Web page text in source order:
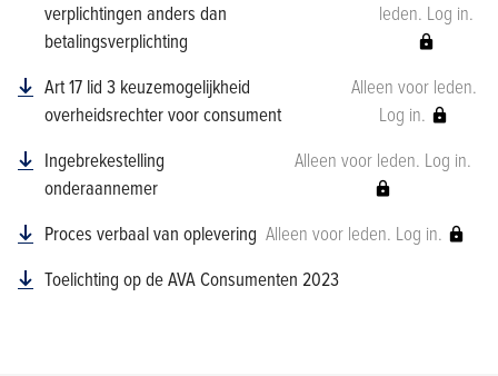
verplichtingen anders dan
betalingsverplichting
Art 17 lid 3 keuzemogelijkheid
overheidsrechter voor consument
Alleen voor leden.
Log in.
Ingebrekestelling
onderaannemer
Proces verbaal van oplevering Alleen voor leden. Log in.
Toelichting op de AVA Consumenten 2023